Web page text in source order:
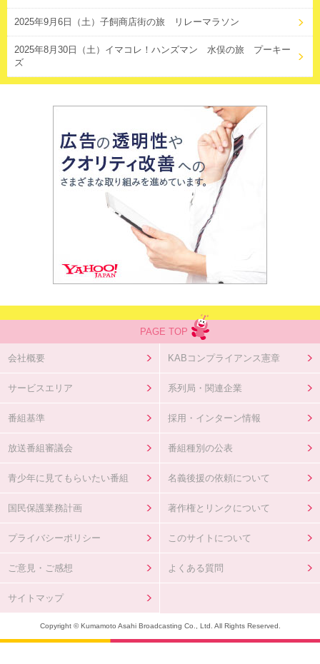
2025年9月6日（土）子飼商店街の旅 リレーマラソン
2025年8月30日（土）イマコレ！ハンズマン 水俣の旅 プーキー
ズ
PAGE TOP
会社概要 KABコンプライアンス憲章
サービスエリア 系列局・関連企業
番組基準 採用・インターン情報
放送番組審議会 番組種別の公表
青少年に見てもらいたい番組 名義後援の依頼について
国民保護業務計画 著作権とリンクについて
プライバシーポリシー このサイトについて
ご意見・ご感想 よくある質問
サイトマップ
Copyright © Kumamoto Asahi Broadcasting Co., Ltd. All Rights Reserved.